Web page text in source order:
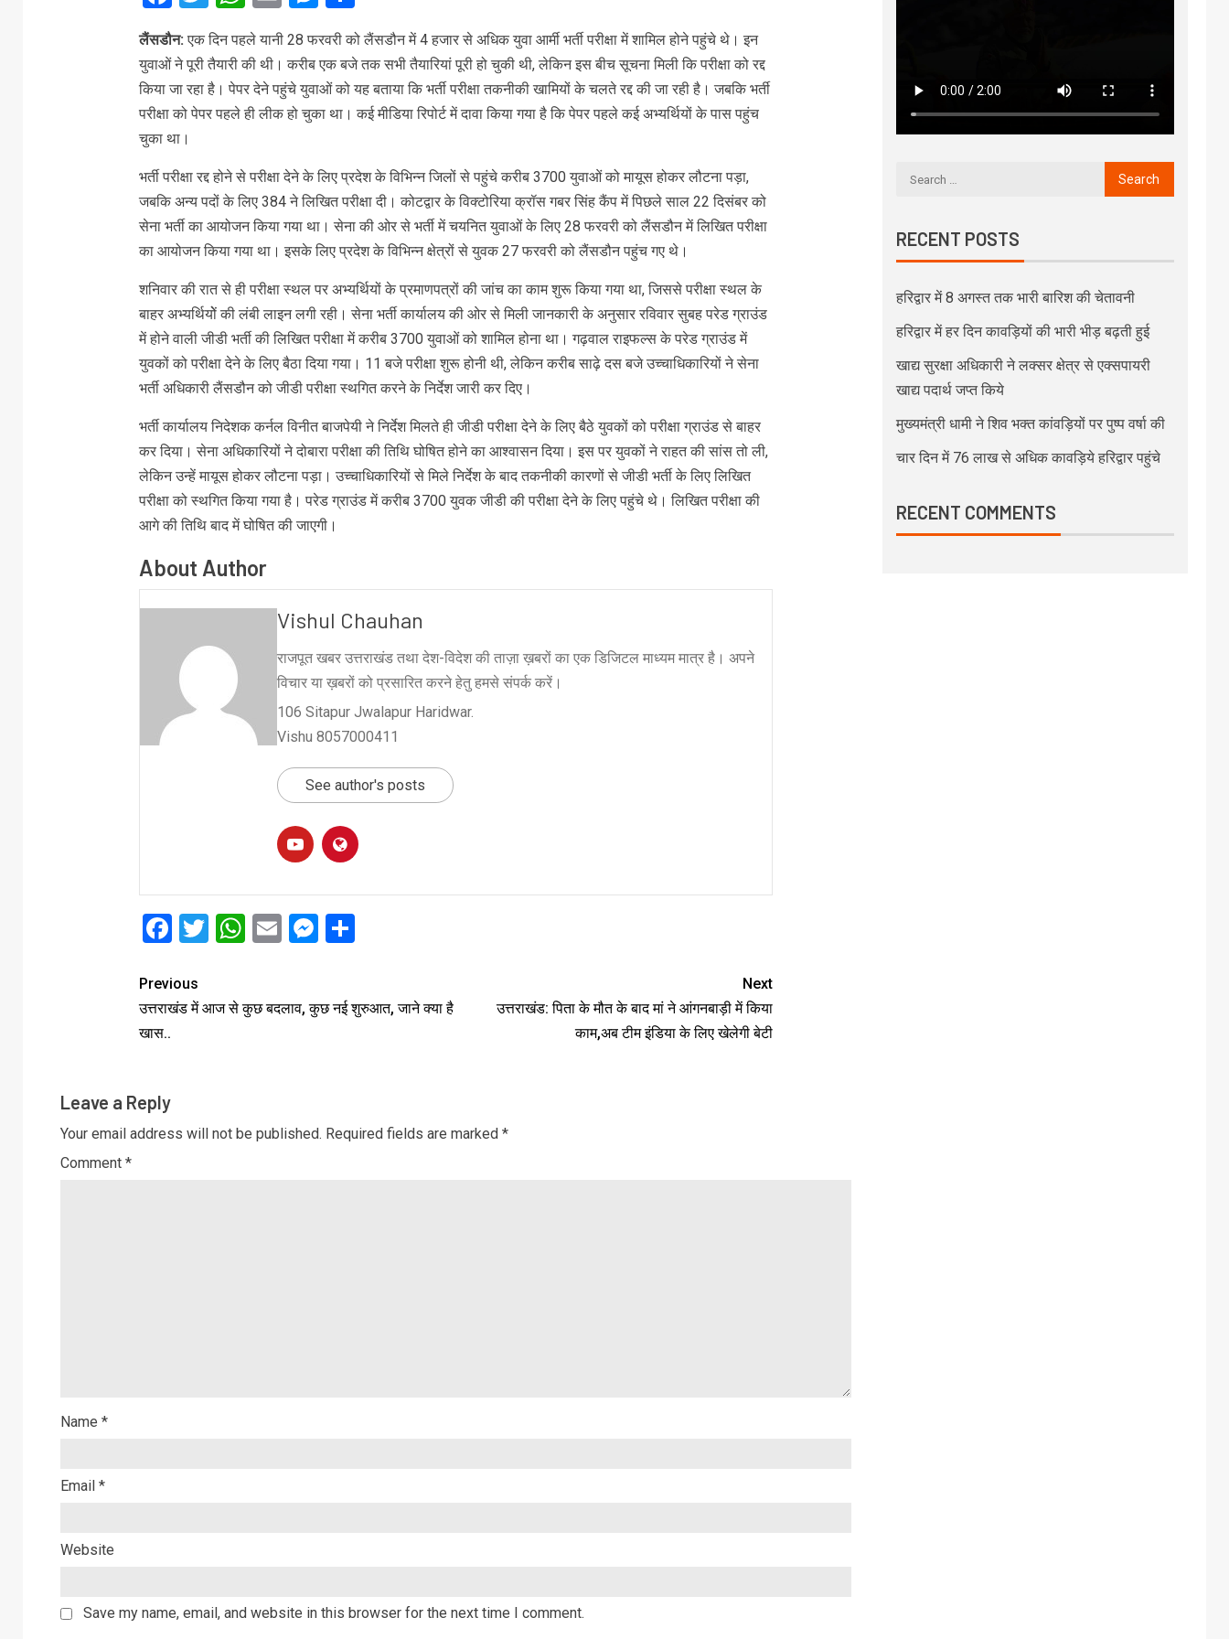
लैंसडौन: एक दिन पहले यानी 28 फरवरी को लैंसडौन में 4 हजार से अधिक युवा आर्मी भर्ती परीक्षा में शामिल होने पहुंचे थे। इन
युवाओं ने पूरी तैयारी की थी। करीब एक बजे तक सभी तैयारियां पूरी हो चुकी थी, लेकिन इस बीच सूचना मिली कि परीक्षा को रद्द
किया जा रहा है। पेपर देने पहुंचे युवाओं को यह बताया कि भर्ती परीक्षा तकनीकी खामियों के चलते रद्द की जा रही है। जबकि भर्ती
परीक्षा को पेपर पहले ही लीक हो चुका था। कई मीडिया रिपोर्ट में दावा किया गया है कि पेपर पहले कई अभ्यर्थियों के पास पहुंच
चुका था।
भर्ती परीक्षा रद्द होने से परीक्षा देने के लिए प्रदेश के विभिन्न जिलों से पहुंचे करीब 3700 युवाओं को मायूस होकर लौटना पड़ा,
जबकि अन्य पदों के लिए 384 ने लिखित परीक्षा दी। कोटद्वार के विक्टोरिया क्रॉस गबर सिंह कैंप में पिछले साल 22 दिसंबर को
सेना भर्ती का आयोजन किया गया था। सेना की ओर से भर्ती में चयनित युवाओं के लिए 28 फरवरी को लैंसडौन में लिखित परीक्षा
का आयोजन किया गया था। इसके लिए प्रदेश के विभिन्न क्षेत्रों से युवक 27 फरवरी को लैंसडौन पहुंच गए थे।
शनिवार की रात से ही परीक्षा स्थल पर अभ्यर्थियों के प्रमाणपत्रों की जांच का काम शुरू किया गया था, जिससे परीक्षा स्थल के
बाहर अभ्यर्थियोें की लंबी लाइन लगी रही। सेना भर्ती कार्यालय की ओर से मिली जानकारी के अनुसार रविवार सुबह परेड ग्राउंड
में होने वाली जीडी भर्ती की लिखित परीक्षा में करीब 3700 युवाओं को शामिल होना था। गढ़वाल राइफल्स के परेड ग्राउंड में
युवकों को परीक्षा देने के लिए बैठा दिया गया। 11 बजे परीक्षा शुरू होनी थी, लेकिन करीब साढ़े दस बजे उच्चाधिकारियों ने सेना
भर्ती अधिकारी लैंसडौन को जीडी परीक्षा स्थगित करने के निर्देश जारी कर दिए।
भर्ती कार्यालय निदेशक कर्नल विनीत बाजपेयी ने निर्देश मिलते ही जीडी परीक्षा देने के लिए बैठे युवकों को परीक्षा ग्राउंड से बाहर
कर दिया। सेना अधिकारियों ने दोबारा परीक्षा की तिथि घोषित होने का आश्वासन दिया। इस पर युवकों ने राहत की सांस तो ली,
लेकिन उन्हें मायूस होकर लौटना पड़ा। उच्चाधिकारियों से मिले निर्देश के बाद तकनीकी कारणों से जीडी भर्ती के लिए लिखित
परीक्षा को स्थगित किया गया है। परेड ग्राउंड में करीब 3700 युवक जीडी की परीक्षा देने के लिए पहुंचे थे। लिखित परीक्षा की
आगे की तिथि बाद में घोषित की जाएगी।
About Author
Vishul Chauhan
राजपूत खबर उत्तराखंड तथा देश-विदेश की ताज़ा ख़बरों का एक डिजिटल माध्यम मात्र है। अपने
विचार या ख़बरों को प्रसारित करने हेतु हमसे संपर्क करें।
106 Sitapur Jwalapur Haridwar.
Vishu 8057000411
See author's posts
Facebook
Twitter
WhatsApp
EmailMessenger
Share
Previous
उत्तराखंड में आज से कुछ बदलाव, कुछ नई शुरुआत, जाने क्या है
खास..
Next
उत्तराखंड: पिता के मौत के बाद मां ने आंगनबाड़ी में किया
काम,अब टीम इंडिया के लिए खेलेगी बेटी
Leave a Reply
Your email address will not be published. Required fields are marked *
Comment *
Name *
Email *
Website
Save my name, email, and website in this browser for the next time I comment.
RECENT POSTS
हरिद्वार में 8 अगस्त तक भारी बारिश की चेतावनी
हरिद्वार में हर दिन कावड़ियों की भारी भीड़ बढ़ती हुई
खाद्य सुरक्षा अधिकारी ने लक्सर क्षेत्र से एक्सपायरी
खाद्य पदार्थ जप्त किये
मुख्यमंत्री धामी ने शिव भक्त कांवड़ियों पर पुष्प वर्षा की
चार दिन में 76 लाख से अधिक कावड़िये हरिद्वार पहुंचे
RECENT COMMENTS